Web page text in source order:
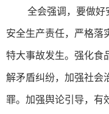
全会强调，要做
安全生产责任，严格落
特大事故发生。强化食
解矛盾纠纷，加强社会
罪。加强舆论引导，有